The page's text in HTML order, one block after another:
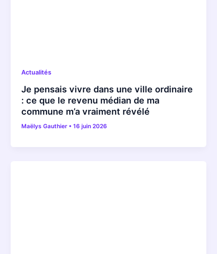
Actualités
Je pensais vivre dans une ville ordinaire
: ce que le revenu médian de ma
commune m’a vraiment révélé
Maëlys Gauthier •16 juin 2026